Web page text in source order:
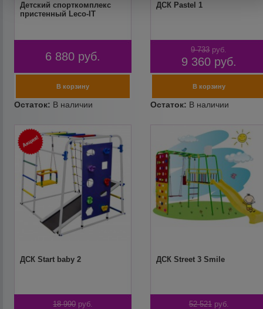
Детский спорткомплекс
пристенный Leco-IT
6 880 руб.
ДСК Pastel 1
9 733 руб.
9 360 руб.
ДСК Start baby 2
18 990 руб.
ДСК Street 3 Smile
52 521 руб.